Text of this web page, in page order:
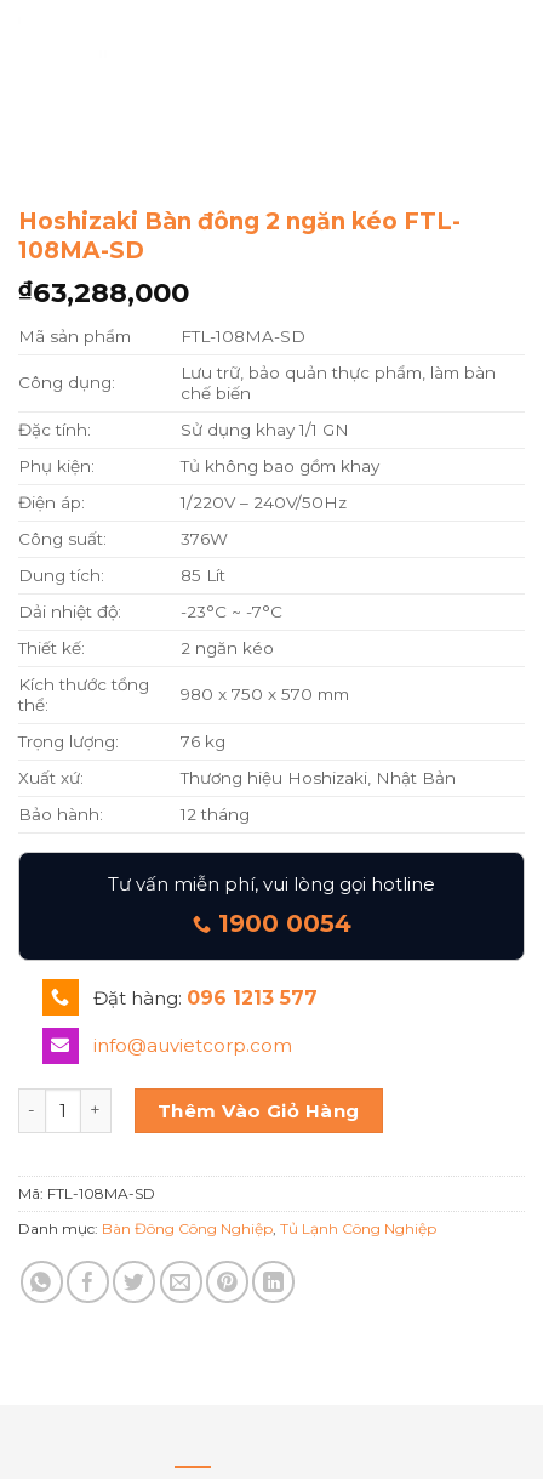
Hoshizaki Bàn đông 2 ngăn kéo FTL-
108MA-SD
₫63,288,000
Mã sản phẩm FTL-108MA-SD
Công dụng:
Lưu trữ, bảo quản thực phẩm, làm bàn
chế biến
Đặc tính:
Sử dụng khay 1/1 GN
Phụ kiện:
Tủ không bao gồm khay
Điện áp:
1/220V – 240V/50Hz
Công suất:
376W
Dung tích:
85 Lít
Dải nhiệt độ:
-23°C ~ -7°C
Thiết kế:
2 ngăn kéo
Kích thước tổng
thể:
980 x 750 x 570 mm
Trọng lượng:
76 kg
Xuất xứ:
Thương hiệu Hoshizaki, Nhật Bản
Bảo hành:
12 tháng
Tư vấn miễn phí, vui lòng gọi hotline
1900 0054
Đặt hàng: 096 1213 577
info@auvietcorp.com
Hoshizaki Bàn đông 2 ngăn kéo FTL-108MA-SD số lượng
Thêm Vào Giỏ Hàng
Mã: FTL-108MA-SD
Danh mục: Bàn Đông Công Nghiệp Tủ Lạnh Công Nghiệp